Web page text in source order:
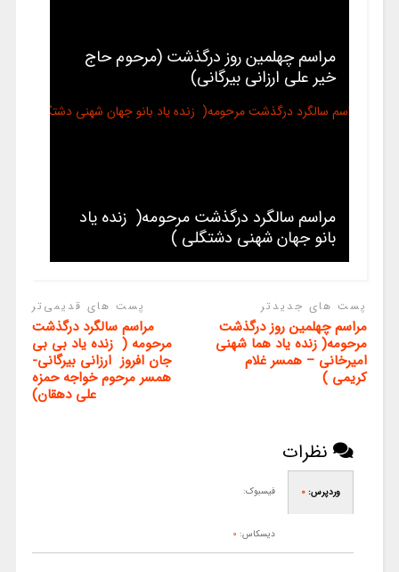
مراسم چهلمین روز درگذشت (مرحوم حاج
خیر علی ارزانی بیرگانی)
مراسم سالگرد درگذشت مرحومه( زنده یاد
بانو جهان شهنی دشتگلی )
پست های جدیدتر
مراسم چهلمین روز درگذشت
مرحومه( زنده یاد هما شهنی
امیرخانی – همسر غلام
کریمی )
پست های قدیمی‌تر
مراسم سالگرد درگذشت
مرحومه ( زنده یاد بی بی
جان افروز ارزانی بیرگانی-
همسر مرحوم خواجه حمزه
علی دهقان)
نظرات
وردپرس: 0 فیسبوک:
دیسکاس: 0